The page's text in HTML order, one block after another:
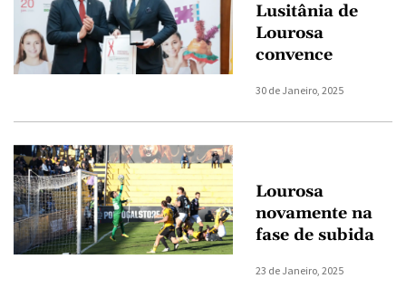
Lusitânia de
Lourosa
convence
30 de Janeiro, 2025
Lourosa
novamente na
fase de subida
23 de Janeiro, 2025